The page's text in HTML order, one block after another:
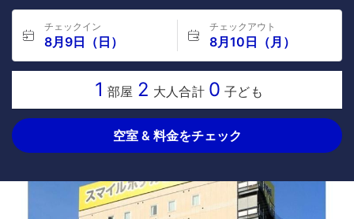
チェックイン
8月9日（日）
チェックアウト
8月10日（月）
1 部屋 2 大人合計 0 子ども
空室 & 料金をチェック